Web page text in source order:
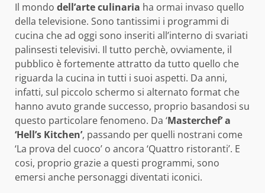
Il mondo dell’arte culinaria ha ormai invaso quello
della televisione. Sono tantissimi i programmi di
cucina che ad oggi sono inseriti all’interno di svariati
palinsesti televisivi. Il tutto perchè, ovviamente, il
pubblico è fortemente attratto da tutto quello che
riguarda la cucina in tutti i suoi aspetti. Da anni,
infatti, sul piccolo schermo si alternato format che
hanno avuto grande successo, proprio basandosi su
questo particolare fenomeno. Da ‘Masterchef’ a
‘Hell’s Kitchen’, passando per quelli nostrani come
‘La prova del cuoco’ o ancora ‘Quattro ristoranti’. E
cosi, proprio grazie a questi programmi, sono
emersi anche personaggi diventati iconici.